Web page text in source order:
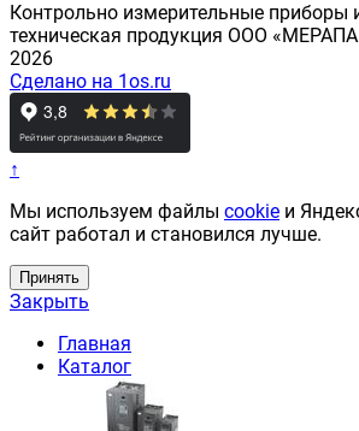
Контрольно измерительные приборы
техническая продукция ООО
2026
Сделано на 1os.ru
↑
Мы используем файлы cookie и
сайт работал и становился лучше.
Принять
Закрыть
Главная
Каталог